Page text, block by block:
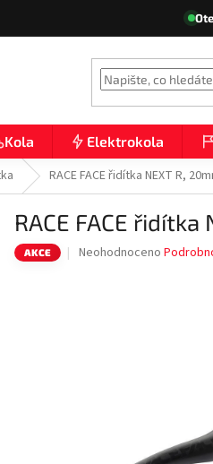
Kola Elektrokola
RACE FACE řidítka NEXT R,
RACE FACE
AKCE
Průměrné
Neohodnoceno